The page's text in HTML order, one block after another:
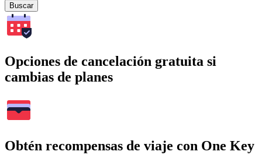
Buscar
Opciones de cancelación gratuita si
cambias de planes
Obtén recompensas de viaje con One Key